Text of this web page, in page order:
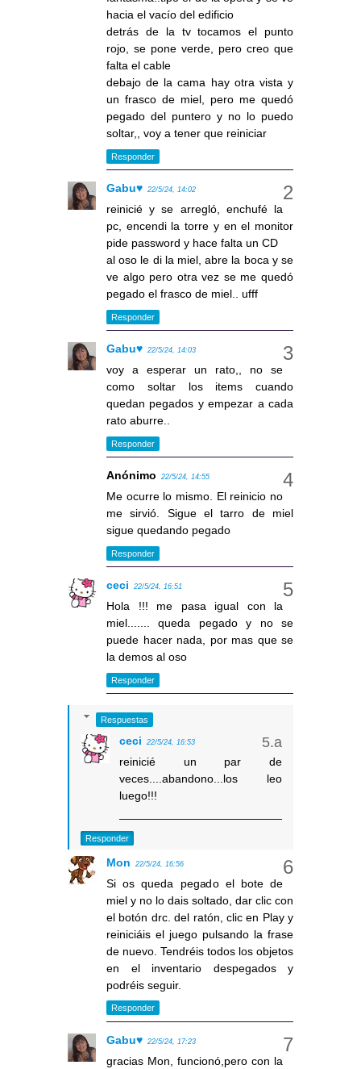
hacia el vacío del edificio
detrás de la tv tocamos el punto
rojo, se pone verde, pero creo que
falta el cable
debajo de la cama hay otra vista y
un frasco de miel, pero me quedó
pegado del puntero y no lo puedo
soltar,, voy a tener que reiniciar
Responder
Gabu♥ 22/5/24, 14:02
reinicié y se arregló, enchufé la
pc, encendi la torre y en el monitor
pide password y hace falta un CD
al oso le di la miel, abre la boca y se
ve algo pero otra vez se me quedó
pegado el frasco de miel.. ufff
Responder
Gabu♥ 22/5/24, 14:03
voy a esperar un rato,, no se
como soltar los items cuando
quedan pegados y empezar a cada
rato aburre..
Responder
Anónimo 22/5/24, 14:55
Me ocurre lo mismo. El reinicio no
me sirvió. Sigue el tarro de miel
sigue quedando pegado
Responder
ceci 22/5/24, 16:51
Hola !!! me pasa igual con la
miel....... queda pegado y no se
puede hacer nada, por mas que se
la demos al oso
Responder
Respuestas
ceci 22/5/24, 16:53
reinicié un par de
veces....abandono...los leo
luego!!!
Responder
Mon 22/5/24, 16:56
Si os queda pegado el bote de
miel y no lo dais soltado, dar clic con
el botón drc. del ratón, clic en Play y
reiniciáis el juego pulsando la frase
de nuevo. Tendréis todos los objetos
en el inventario despegados y
podréis seguir.
Responder
Gabu♥ 22/5/24, 17:23
gracias Mon, funcionó,pero con la